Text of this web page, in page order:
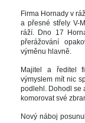
Firma Hornady v
a přesné střely V-
ráží. Dno 17
přerážování
výměnu hlavně.
Majitel a ředitel
výmyslem mít nic
podlehl. Dohodl se
komorovat své
Nový náboj